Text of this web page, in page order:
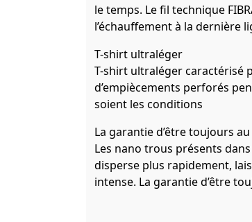
le temps. Le fil technique
l’échauffement à la dernière
T-shirt ultraléger
T-shirt ultraléger caractérisé
d’empiècements perforés
soient les conditions
La garantie d’être toujours au
Les nano trous présents
disperse plus rapidement,
intense. La garantie d’être